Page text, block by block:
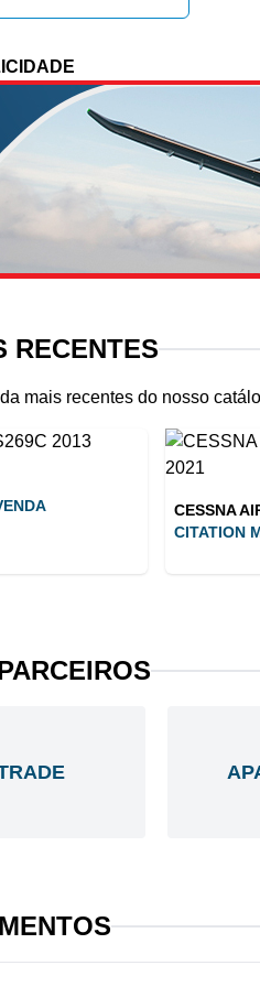
RECENTES
mais recentes do nosso
CESSNA
CITATION